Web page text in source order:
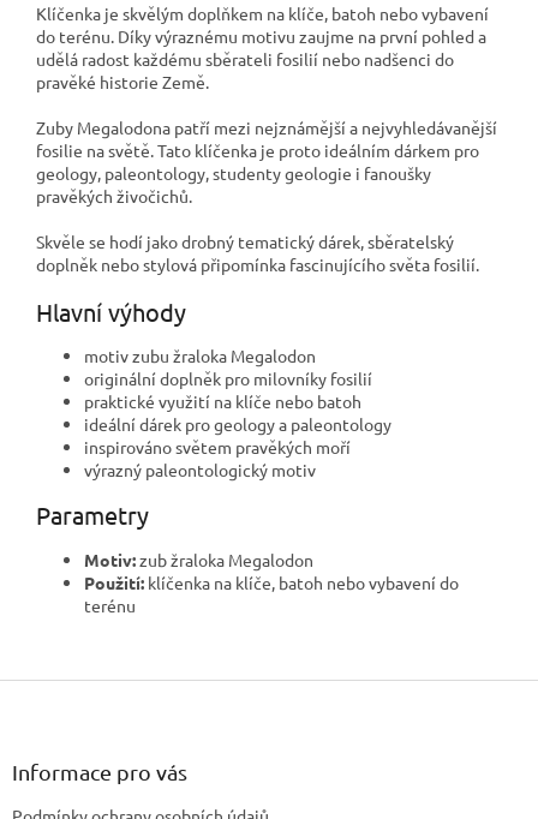
Klíčenka je skvělým doplňkem na klíče, batoh nebo vybavení
do terénu. Díky výraznému motivu zaujme na první pohled a
udělá radost každému sběrateli fosilií nebo nadšenci do
pravěké historie Země.
Zuby Megalodona patří mezi nejznámější a nejvyhledávanější
fosilie na světě. Tato klíčenka je proto ideálním dárkem pro
geology, paleontology, studenty geologie i fanoušky
pravěkých živočichů.
Skvěle se hodí jako drobný tematický dárek, sběratelský
doplněk nebo stylová připomínka fascinujícího světa fosilií.
Hlavní výhody
motiv zubu žraloka Megalodon
originální doplněk pro milovníky fosilií
praktické využití na klíče nebo batoh
ideální dárek pro geology a paleontology
inspirováno světem pravěkých moří
výrazný paleontologický motiv
Parametry
Motiv:zub žraloka Megalodon
Použití: klíčenka na klíče, batoh nebo vybavení do
terénu
Z
Informace pro vás